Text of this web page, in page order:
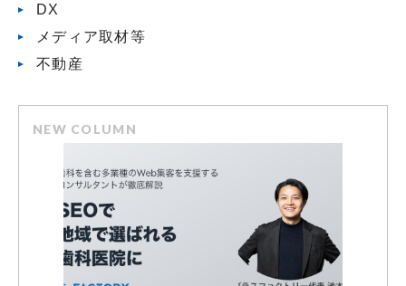
DX
メディア取材等
不動産
NEW COLUMN